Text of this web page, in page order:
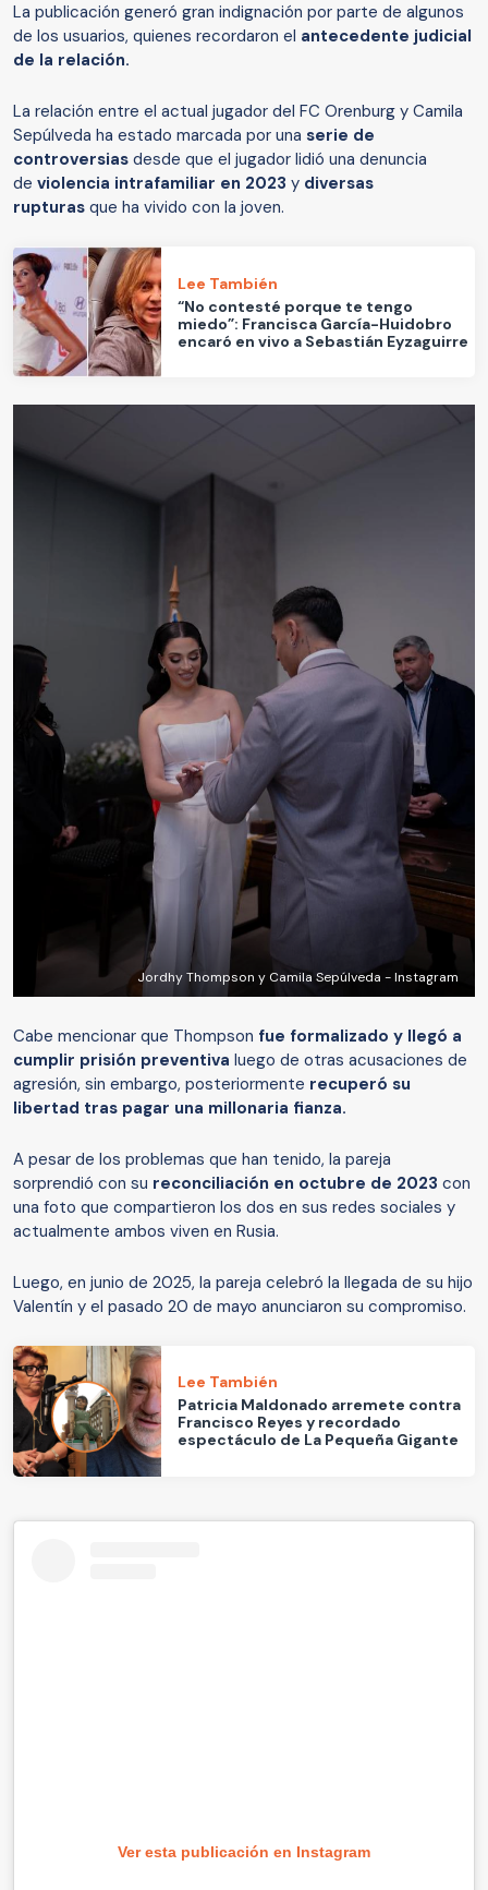
La publicación generó gran indignación por parte de algunos
de los usuarios, quienes recordaron el antecedente judicial
de la relación.
La relación entre el actual jugador del FC Orenburg y Camila
Sepúlveda ha estado marcada por una serie de
controversias desde que el jugador lidió una denuncia
de violencia intrafamiliar en 2023 y diversas
rupturas que ha vivido con la joven.
Lee También
“No contesté porque te tengo
miedo”: Francisca García-Huidobro
encaró en vivo a Sebastián Eyzaguirre
Jordhy Thompson y Camila Sepúlveda - Instagram
Cabe mencionar que Thompson fue formalizado y llegó a
cumplir prisión preventiva luego de otras acusaciones de
agresión, sin embargo, posteriormente recuperó su
libertad tras pagar una millonaria fianza.
A pesar de los problemas que han tenido, la pareja
sorprendió con su reconciliación en octubre de 2023 con
una foto que compartieron los dos en sus redes sociales y
actualmente ambos viven en Rusia.
Luego, en junio de 2025, la pareja celebró la llegada de su hijo
Valentín y el pasado 20 de mayo anunciaron su compromiso.
Lee También
Patricia Maldonado arremete contra
Francisco Reyes y recordado
espectáculo de La Pequeña Gigante
Ver esta publicación en Instagram